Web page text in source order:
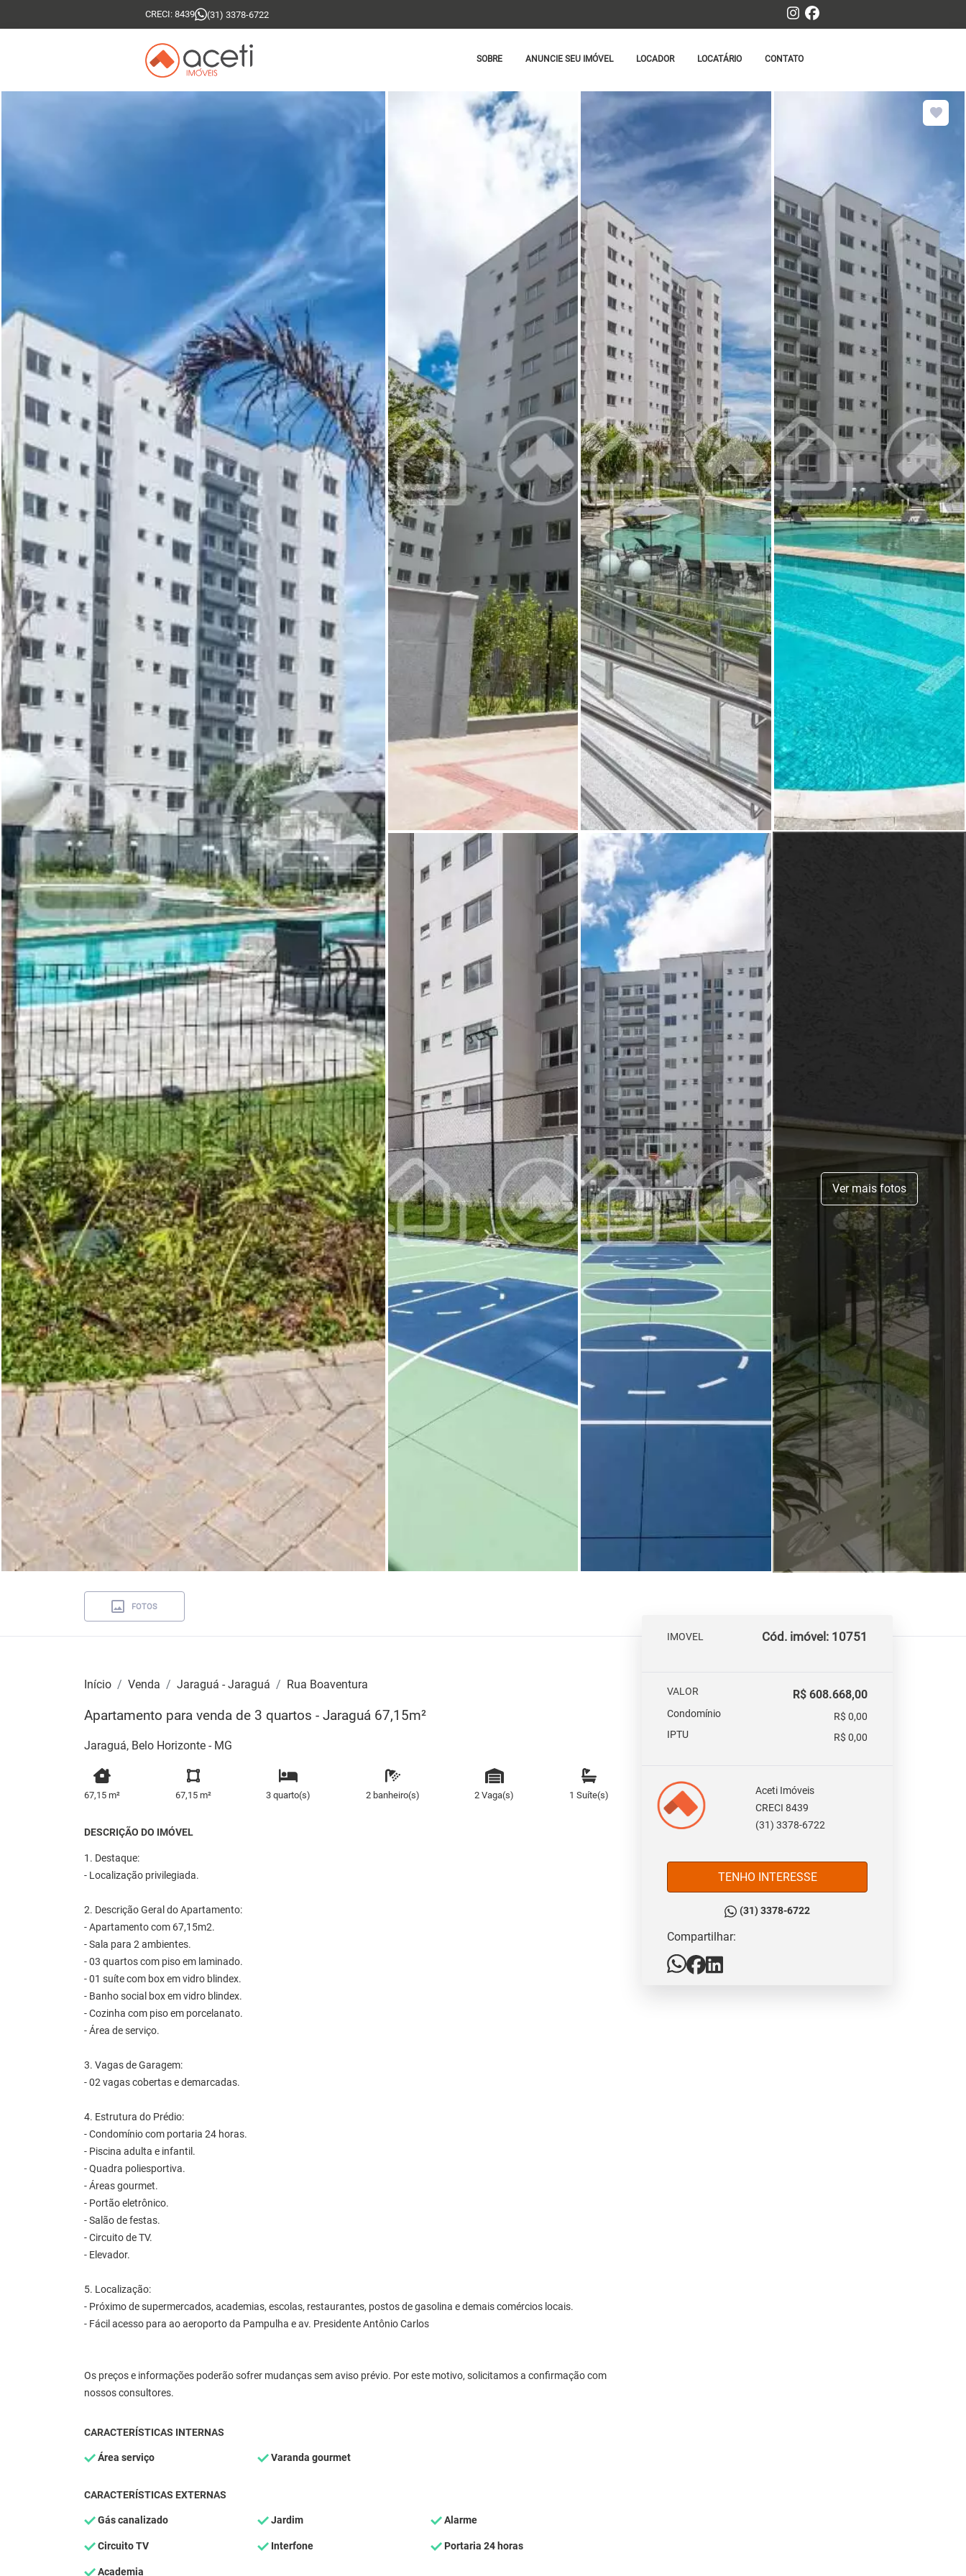
CRECI: 8439 (31) 3378-6722
SOBRE ANUNCIE SEU IMÓVEL LOCADOR LOCATÁRIO CONTATO
Ver mais fotos
FOTOS
Início Venda Jaraguá - Jaraguá Rua Boaventura
Apartamento para venda de 3 quartos - Jaraguá 67,15m²
Jaraguá, Belo Horizonte - MG
67,15 m² 67,15 m² 3 quarto(s) 2 banheiro(s) 2 Vaga(s) 1 Suíte(s)
DESCRIÇÃO DO IMÓVEL
1. Destaque:
- Localização privilegiada.
2. Descrição Geral do Apartamento:
- Apartamento com 67,15m2.
- Sala para 2 ambientes.
- 03 quartos com piso em laminado.
- 01 suíte com box em vidro blindex.
- Banho social box em vidro blindex.
- Cozinha com piso em porcelanato.
- Área de serviço.
3. Vagas de Garagem:
- 02 vagas cobertas e demarcadas.
4. Estrutura do Prédio:
- Condomínio com portaria 24 horas.
- Piscina adulta e infantil.
- Quadra poliesportiva.
- Áreas gourmet.
- Portão eletrônico.
- Salão de festas.
- Circuito de TV.
- Elevador.
5. Localização:
- Próximo de supermercados, academias, escolas, restaurantes, postos de gasolina e demais comércios locais.
- Fácil acesso para ao aeroporto da Pampulha e av. Presidente Antônio Carlos
Os preços e informações poderão sofrer mudanças sem aviso prévio. Por este motivo, solicitamos a confirmação com
nossos consultores.
CARACTERÍSTICAS INTERNAS
Área serviço Varanda gourmet
CARACTERÍSTICAS EXTERNAS
Gás canalizado Jardim Alarme
Circuito TV Interfone Portaria 24 horas
Academia
IMOVEL Cód. imóvel: 10751
VALOR R$ 608.668,00
Condomínio
R$ 0,00
IPTU
R$ 0,00
Aceti Imóveis
CRECI 8439
(31) 3378-6722
TENHO INTERESSE
(31) 3378-6722
Compartilhar: